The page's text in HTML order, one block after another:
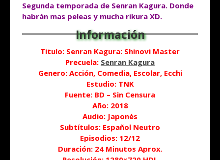
Segunda temporada de Senran Kagura. Donde
habrán mas peleas y mucha rikura XD.
Titulo: Senran Kagura: Shinovi Master
Precuela: Senran Kagura
Genero: Acción, Comedia, Escolar, Ecchi
Estudio: TNK
Fuente: BD – Sin Censura
Año: 2018
Audio: Japonés
Subtítulos: Español Neutro
Episodios: 12/12
Duración: 24 Minutos Aprox.